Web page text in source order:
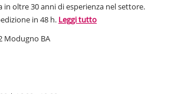
oltre 30 anni di esperienza nel settore.
in 48 h. Leggi tutto
Modugno BA